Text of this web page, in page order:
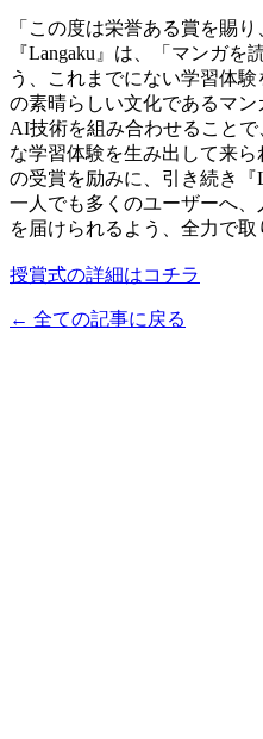
「この度は栄誉ある賞を賜
『Langaku』は、「マンガ
う、これまでにない学習体
の素晴らしい文化であるマ
AI技術を組み合わせること
な学習体験を生み出して来
の受賞を励みに、引き続き『
一人でも多くのユーザーへ
を届けられるよう、全力で取
授賞式の詳細はコチラ
← 全ての記事に戻る